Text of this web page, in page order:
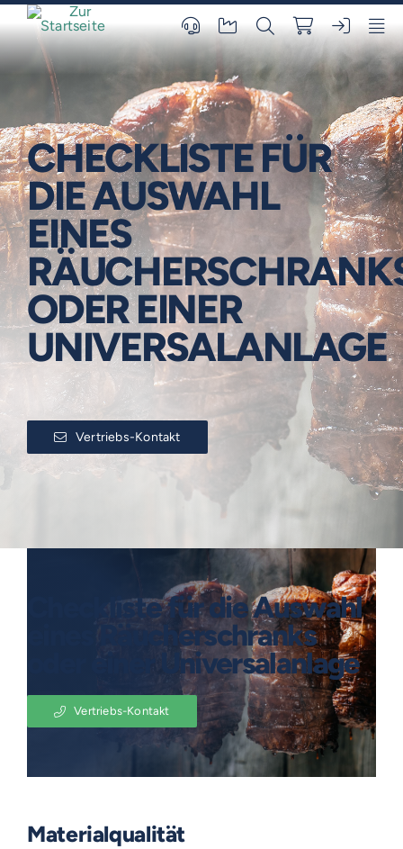
to
content
CHECKLISTE FÜR
DIE AUSWAHL
EINES
ODER EINER
UNIVERSALANLAGE
Vertriebs-Kontakt
Checkliste für die Auswahl
eines Räucherschranks
oder einer Universalanlage
Vertriebs-Kontakt
Materialqualität